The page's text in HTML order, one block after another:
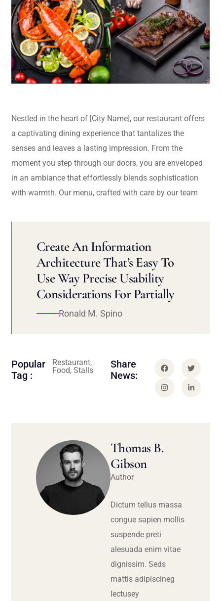
Nestled in the heart of [City Name], our restaurant offers
a captivating dining experience that tantalizes the
senses and leaves a lasting impression. From the
moment you step through our doors, you are enveloped
in an ambiance that effortlessly blends sophistication
with warmth. Our menu, crafted with care by our team
Create An Information
Architecture That’s Easy To
Use Way Precise Usability
Considerations For Partially
Ronald M. Spino
Popular
Tag :
Restaurant,
Food, Stalls
Share
News:
Thomas B.
Gibson
Author
Dictum tellus massa
congue sapien mollis
suspende preti
alesuada enim vitae
dignissim. Seds
mattis adipiscineg
lectusey